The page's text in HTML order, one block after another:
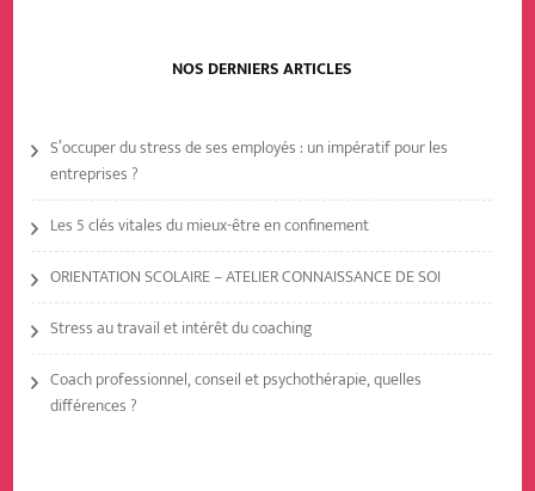
NOS DERNIERS ARTICLES
S’occuper du stress de ses employés : un impératif pour les
entreprises ?
Les 5 clés vitales du mieux-être en confinement
ORIENTATION SCOLAIRE – ATELIER CONNAISSANCE DE SOI
Stress au travail et intérêt du coaching
Coach professionnel, conseil et psychothérapie, quelles
différences ?